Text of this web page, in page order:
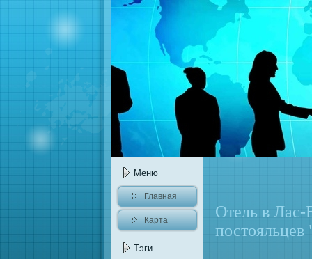
Меню
Главнaя
Карта
Тэги
Отель в Лас-